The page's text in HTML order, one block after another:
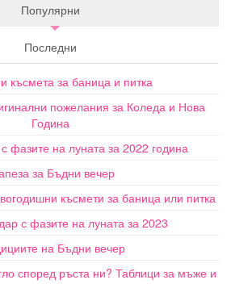
Популярни
Последни
късмета за баница и питка
пожелания за Коледа и Нова
Година
фазите на луната за 2022 година
за Бъдни вечер
късмети за баница или питка
с фазите на луната за 2023
на Бъдни вечер
според ръста ни? Таблици за мъже и